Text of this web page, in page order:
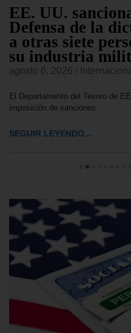
EE. UU.
Defensa de la
a otras siete
su industria
agosto 6, 2026
El Departamento del Tesoro de
imposición de sanciones
SEGUIR LEYENDO...